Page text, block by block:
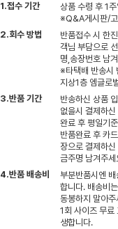
1.접수 기간
상품 수령 후 1
※Q&A게시판/고
2.회수 방법
반품접수 시 한
객님 부담으로
명,송장번호 남
※타택배 반송시
지상1층 엠글로
3.반품 기간
반송하신 상품
없을시 결제하
완료 후 평일기
반품완료 후 카
장으로 결제하
금주명 남겨주세
4.반품 배송비
부분반품시엔
합니다. 배송비
동봉하지 말아
1회 사이즈 무
생합니다.